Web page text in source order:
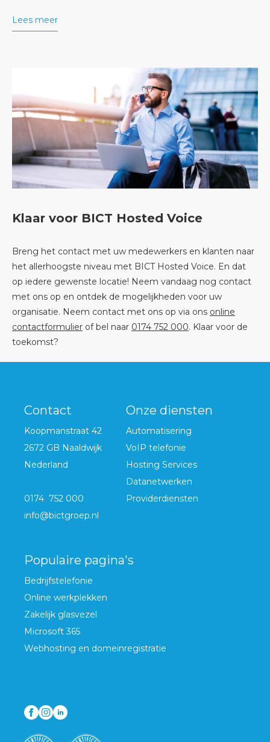
Lees meer
Klaar voor BICT Hosted Voice
Breng het contact met uw medewerkers en klanten naar
het allerhoogste niveau met BICT Hosted Voice. En dat
op iedere gewenste locatie! Neem vandaag nog contact
met ons op en ontdek de mogelijkheden voor uw
organisatie. Neem contact met ons op via ons online
contactformulier of bel naar 0174 752 000. Klaar voor de
toekomst?
Contact
Koopmanstraat 42
2672 GB Naaldwijk
Nederland
0174 752 000
info@bictgroep.nl
Onze diensten
Automatisering
VoIP telefonie
Hosting Services
Datanetwerken
Providerdiensten
Populaire pagina's
Bedrijfstelefonie
Online werkplekken
Zakelijk glasvezel
Microsoft 365
Webhosting en domeinregistratie